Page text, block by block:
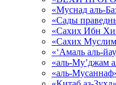
«Муснад аль-
«Сады
«Сахих Ибн
«Сахих
«‘Амаль аль-
«аль-Му’джам
«аль-